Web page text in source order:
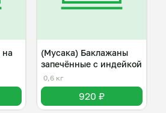
на
(Мусака) Баклажаны
запечённые с индейкой
0,6 кг
920 ₽